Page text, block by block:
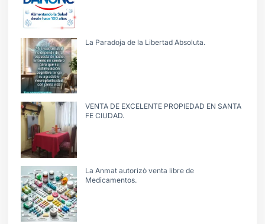
La Paradoja de la Libertad Absoluta.
VENTA DE EXCELENTE PROPIEDAD EN SANTA
FE CIUDAD.
La Anmat autorizò venta libre de
Medicamentos.